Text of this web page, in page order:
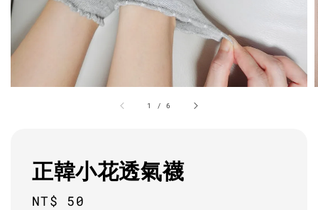
1 /6
正韓小花透氣襪
Regular
NT$ 50